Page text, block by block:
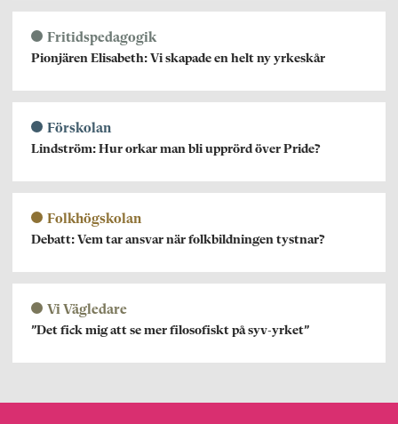
Fritidspedagogik
Pionjären Elisabeth: Vi skapade en helt ny yrkeskår
Förskolan
Lindström: Hur orkar man bli upprörd över Pride?
Folkhögskolan
Debatt: Vem tar ansvar när folkbildningen tystnar?
Vi Vägledare
”Det fick mig att se mer filosofiskt på syv-yrket”